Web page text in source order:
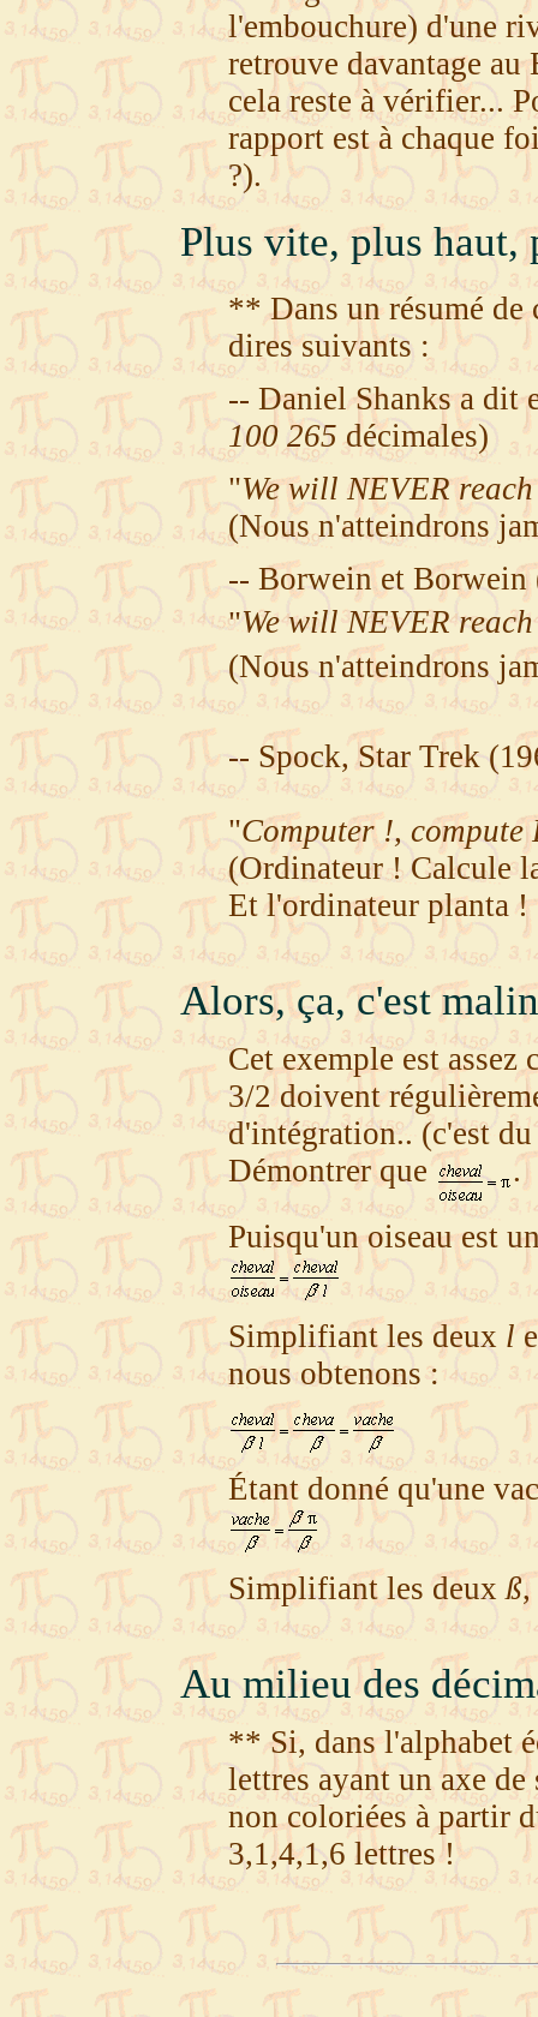
l'embouchure) d'une
retrouve davantage
cela reste à vérifier...
rapport est à chaque
?).
Plus vite, plus
** Dans un résumé
dires suivants :
-- Daniel Shanks a dit
100 265 décimales)
"We will NEVER
(Nous n'atteindrons
-- Borwein et Borwein
"We will NEVER
(Nous n'atteindrons
-- Spock, Star Trek
"Computer !,
(Ordinateur ! Calcule
Et l'ordinateur planta !
Alors, ça, c'est
Cet exemple est assez
3/2 doivent
d'intégration.. (c'est
Démontrer que
.
Puisqu'un oiseau est
Simplifiant les deux l
nous obtenons :
Étant donné qu'une
Simplifiant les deuxß,
Au milieu des
** Si, dans l'alphabet
lettres ayant un axe
non coloriées à partir
3,1,4,1,6 lettres !